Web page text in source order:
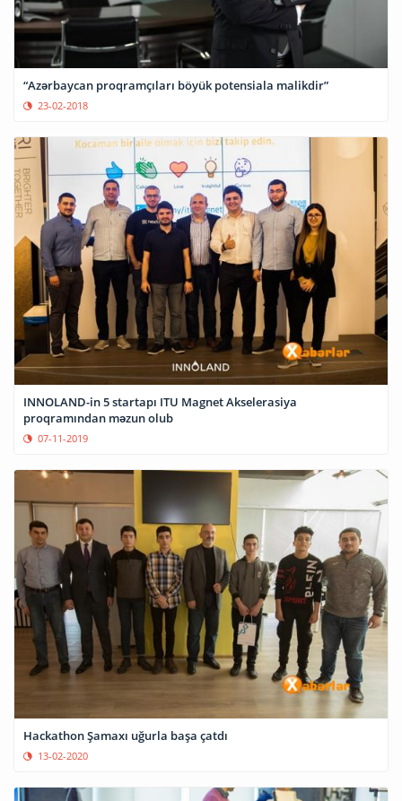
“Azərbaycan proqramçıları böyük potensiala malikdir”
23-02-2018
INNOLAND-in 5 startapı ITU Magnet Akselerasiya
proqramından məzun olub
07-11-2019
Hackathon Şamaxı uğurla başa çatdı
13-02-2020